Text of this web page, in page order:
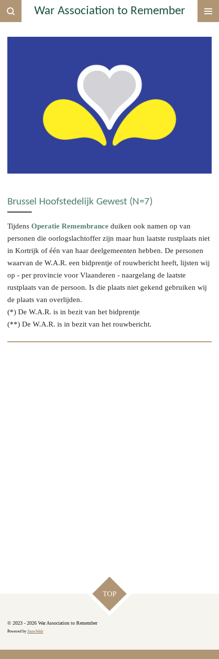
Ga
direct
naar
War Association to Remember
Brussel Hoofstedelijk Gewest (N=7)
Tijdens Operatie Remembrance duiken ook namen op van
personen die oorlogslachtoffer zijn maar hun laatste rustplaats niet
in Kortrijk of één van haar deelgemeenten hebben. De personen
waarvan de W.A.R. een bidprentje of rouwbericht heeft, lijsten wij
op - per provincie voor Vlaanderen - naargelang de laatste
rustplaats van de persoon. Is die plaats niet gekend gebruiken wij
de plaats van overlijden.
(*) De W.A.R. is in bezit van het bidprentje
(**) De W.A.R. is in bezit van het rouwbericht.
TOP
© 2023 - 2026 War Association to Remember
Powered by JouwWeb